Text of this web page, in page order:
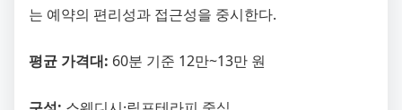
는 예약의 편리성과 접근성을 중시한다.
평균 가격대: 60분 기준 12만~13만 원